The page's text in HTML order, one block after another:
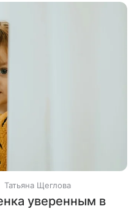
Татьяна Щеглова
уверенным в